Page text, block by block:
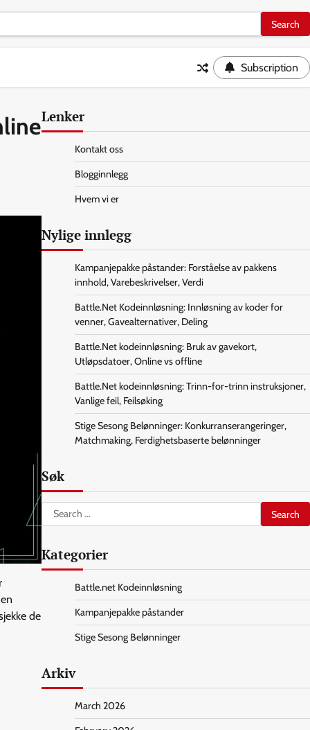
Subscription
de
Lenker
Kontakt oss
Blogginnlegg
Hvem vi er
Nylige innlegg
Kampanjepakke påstander: Forståelse av pakkens
innhold, Varebeskrivelser, Verdi
Battle.Net Kodeinnløsning: Innløsning av koder for
venner, Gavealternativer, Deling
Battle.Net kodeinnløsning: Bruk av gavekort,
Utløpsdatoer, Online vs offline
Battle.Net kodeinnløsning: Trinn-for-trinn instruksjoner,
Vanlige feil, Feilsøking
Stige Sesong Belønninger: Konkurranserangeringer,
Matchmaking, Ferdighetsbaserte belønninger
Søk
Search
for:
Kategorier
Battle.net Kodeinnløsning
Kampanjepakke påstander
Stige Sesong Belønninger
Arkiv
March 2026